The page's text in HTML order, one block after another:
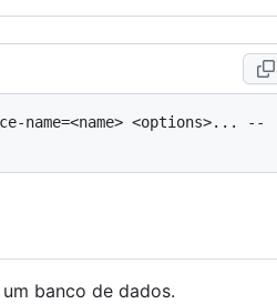
name=<name> <options>... --
banco de dados.